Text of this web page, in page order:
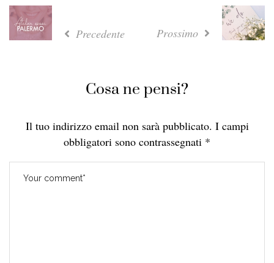
Precedente Prossimo
Cosa ne pensi?
Il tuo indirizzo email non sarà pubblicato. I campi
obbligatori sono contrassegnati *